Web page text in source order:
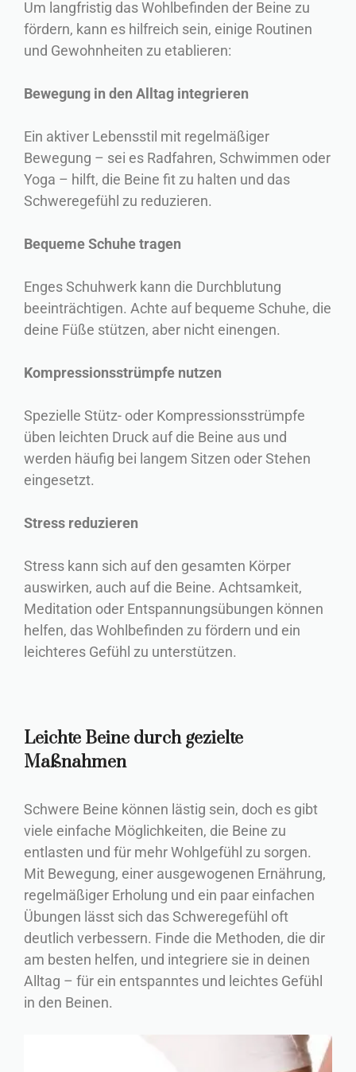
Um langfristig das Wohlbefinden der Beine zu
fördern, kann es hilfreich sein, einige Routinen
und Gewohnheiten zu etablieren:
Bewegung in den Alltag integrieren
Ein aktiver Lebensstil mit regelmäßiger
Bewegung – sei es Radfahren, Schwimmen oder
Yoga – hilft, die Beine fit zu halten und das
Schweregefühl zu reduzieren.
Bequeme Schuhe tragen
Enges Schuhwerk kann die Durchblutung
beeinträchtigen. Achte auf bequeme Schuhe, die
deine Füße stützen, aber nicht einengen.
Kompressionsstrümpfe nutzen
Spezielle Stütz- oder Kompressionsstrümpfe
üben leichten Druck auf die Beine aus und
werden häufig bei langem Sitzen oder Stehen
eingesetzt.
Stress reduzieren
Stress kann sich auf den gesamten Körper
auswirken, auch auf die Beine. Achtsamkeit,
Meditation oder Entspannungsübungen können
helfen, das Wohlbefinden zu fördern und ein
leichteres Gefühl zu unterstützen.
Leichte Beine durch gezielte
Maßnahmen
Schwere Beine können lästig sein, doch es gibt
viele einfache Möglichkeiten, die Beine zu
entlasten und für mehr Wohlgefühl zu sorgen.
Mit Bewegung, einer ausgewogenen Ernährung,
regelmäßiger Erholung und ein paar einfachen
Übungen lässt sich das Schweregefühl oft
deutlich verbessern. Finde die Methoden, die dir
am besten helfen, und integriere sie in deinen
Alltag – für ein entspanntes und leichtes Gefühl
in den Beinen.